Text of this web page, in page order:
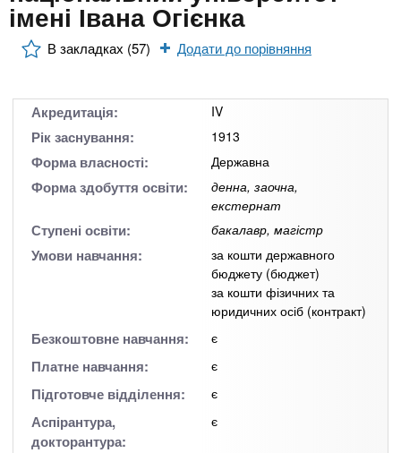
n
t
s
n
o
и
Онлайн курси
За кордоном
імені Івана Огієнка
В закладках (57) Додати до порівняння
Акредитація: IV
Рік заснування: 1913
Форма власності: Державна
Форма здобуття освіти:
денна, заочна,
екстернат
Ступені освіти: бакалавр, магістр
Умови навчання:
за кошти державного
бюджету (бюджет)
за кошти фізичних та
юридичних осіб (контракт)
Безкоштовне навчання: є
Платне навчання: є
Підготовче відділення: є
Аспірантура,
докторантура:
є